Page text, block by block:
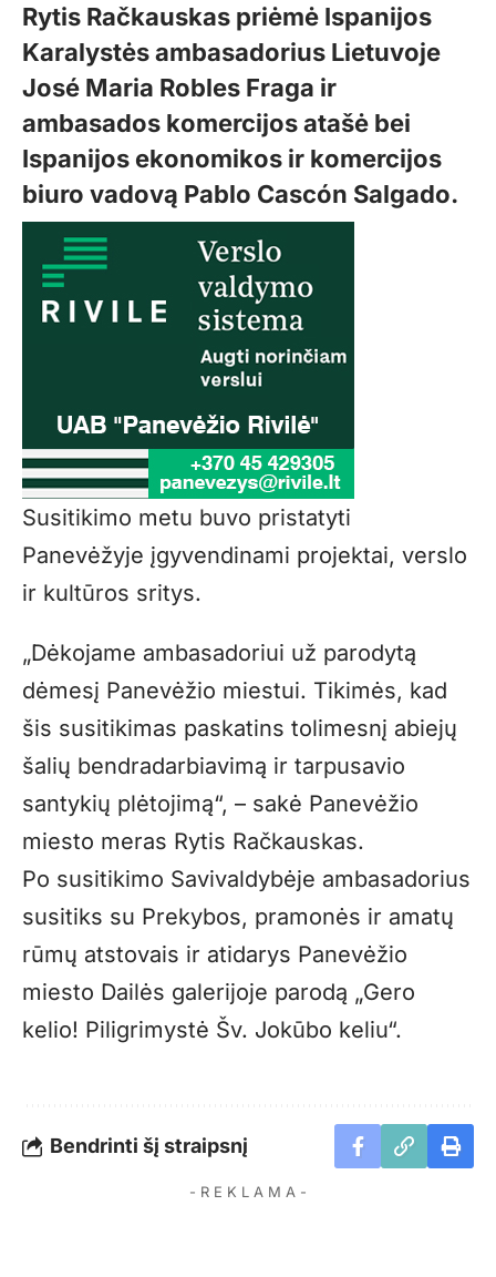
Rytis Račkauskas priėmė Ispanijos
Karalystės ambasadorius Lietuvoje
José Maria Robles Fraga ir
ambasados komercijos atašė bei
Ispanijos ekonomikos ir komercijos
biuro vadovą Pablo Cascón Salgado.
Susitikimo metu buvo pristatyti
Panevėžyje įgyvendinami projektai, verslo
ir kultūros sritys.
„Dėkojame ambasadoriui už parodytą
dėmesį Panevėžio miestui. Tikimės, kad
šis susitikimas paskatins tolimesnį abiejų
šalių bendradarbiavimą ir tarpusavio
santykių plėtojimą“, – sakė Panevėžio
miesto meras Rytis Račkauskas.
Po susitikimo Savivaldybėje ambasadorius
susitiks su Prekybos, pramonės ir amatų
rūmų atstovais ir atidarys Panevėžio
miesto Dailės galerijoje parodą „Gero
kelio! Piligrimystė Šv. Jokūbo keliu“.
Bendrinti šį straipsnį
- R E K L A M A -